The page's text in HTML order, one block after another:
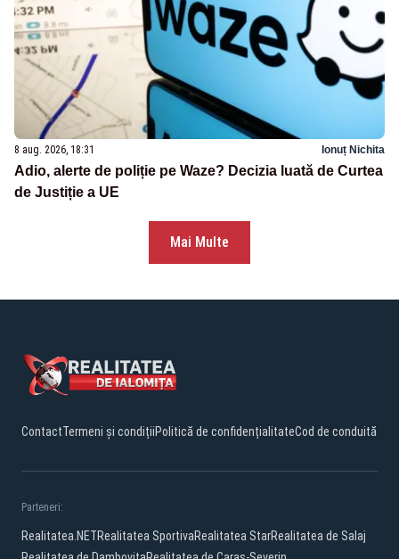
8 aug. 2026, 18:31 Ionuț Nichita
Adio, alerte de poliție pe Waze? Decizia luată de Curtea
de Justiție a UE
Mai Multe
ContactTermeni și condițiiPolitică de confidențialitateCod de conduită
Parteneri:
Realitatea.NETRealitatea SportivaRealitatea StarRealitatea de Salaj